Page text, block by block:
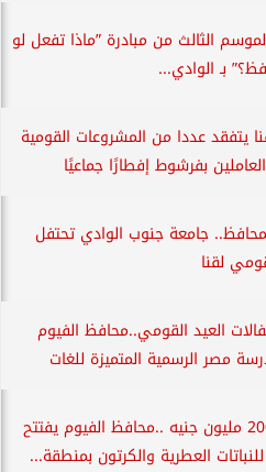
الثالث من مبادرة ”ماذا تفعل لو
بـ الوادي...
يتفقد عددا من المشروعات القومية
بفرشوط إفطارًا جماعيًا
جامعة جنوب الوادي تحتفل
لقنا
العيد القومي..محافظ الفيوم
مصر الرسمية المتميزة للغات
بتكلفة 200 مليون جنيه ..محافظ الفيوم يفتتح
العطرية والكرتون بمنطقة...